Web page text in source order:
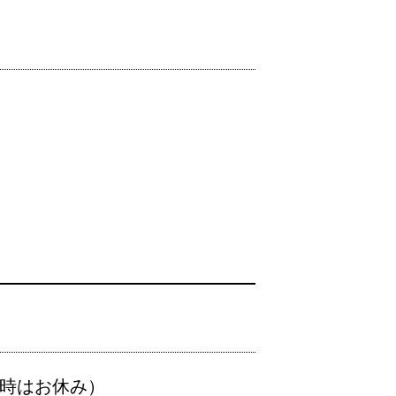
はお休み）